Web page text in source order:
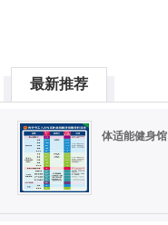
最新推荐
体适能健身馆